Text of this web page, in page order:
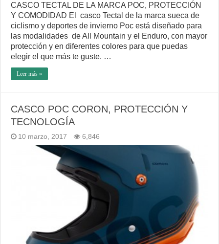
CASCO TECTAL DE LA MARCA POC, PROTECCIÓN
Y COMODIDAD El casco Tectal de la marca sueca de
ciclismo y deportes de invierno Poc está diseñado para
las modalidades de All Mountain y el Enduro, con mayor
protección y en diferentes colores para que puedas
elegir el que más te guste. …
Leer más »
CASCO POC CORON, PROTECCIÓN Y
TECNOLOGÍA
10 marzo, 2017 6,846